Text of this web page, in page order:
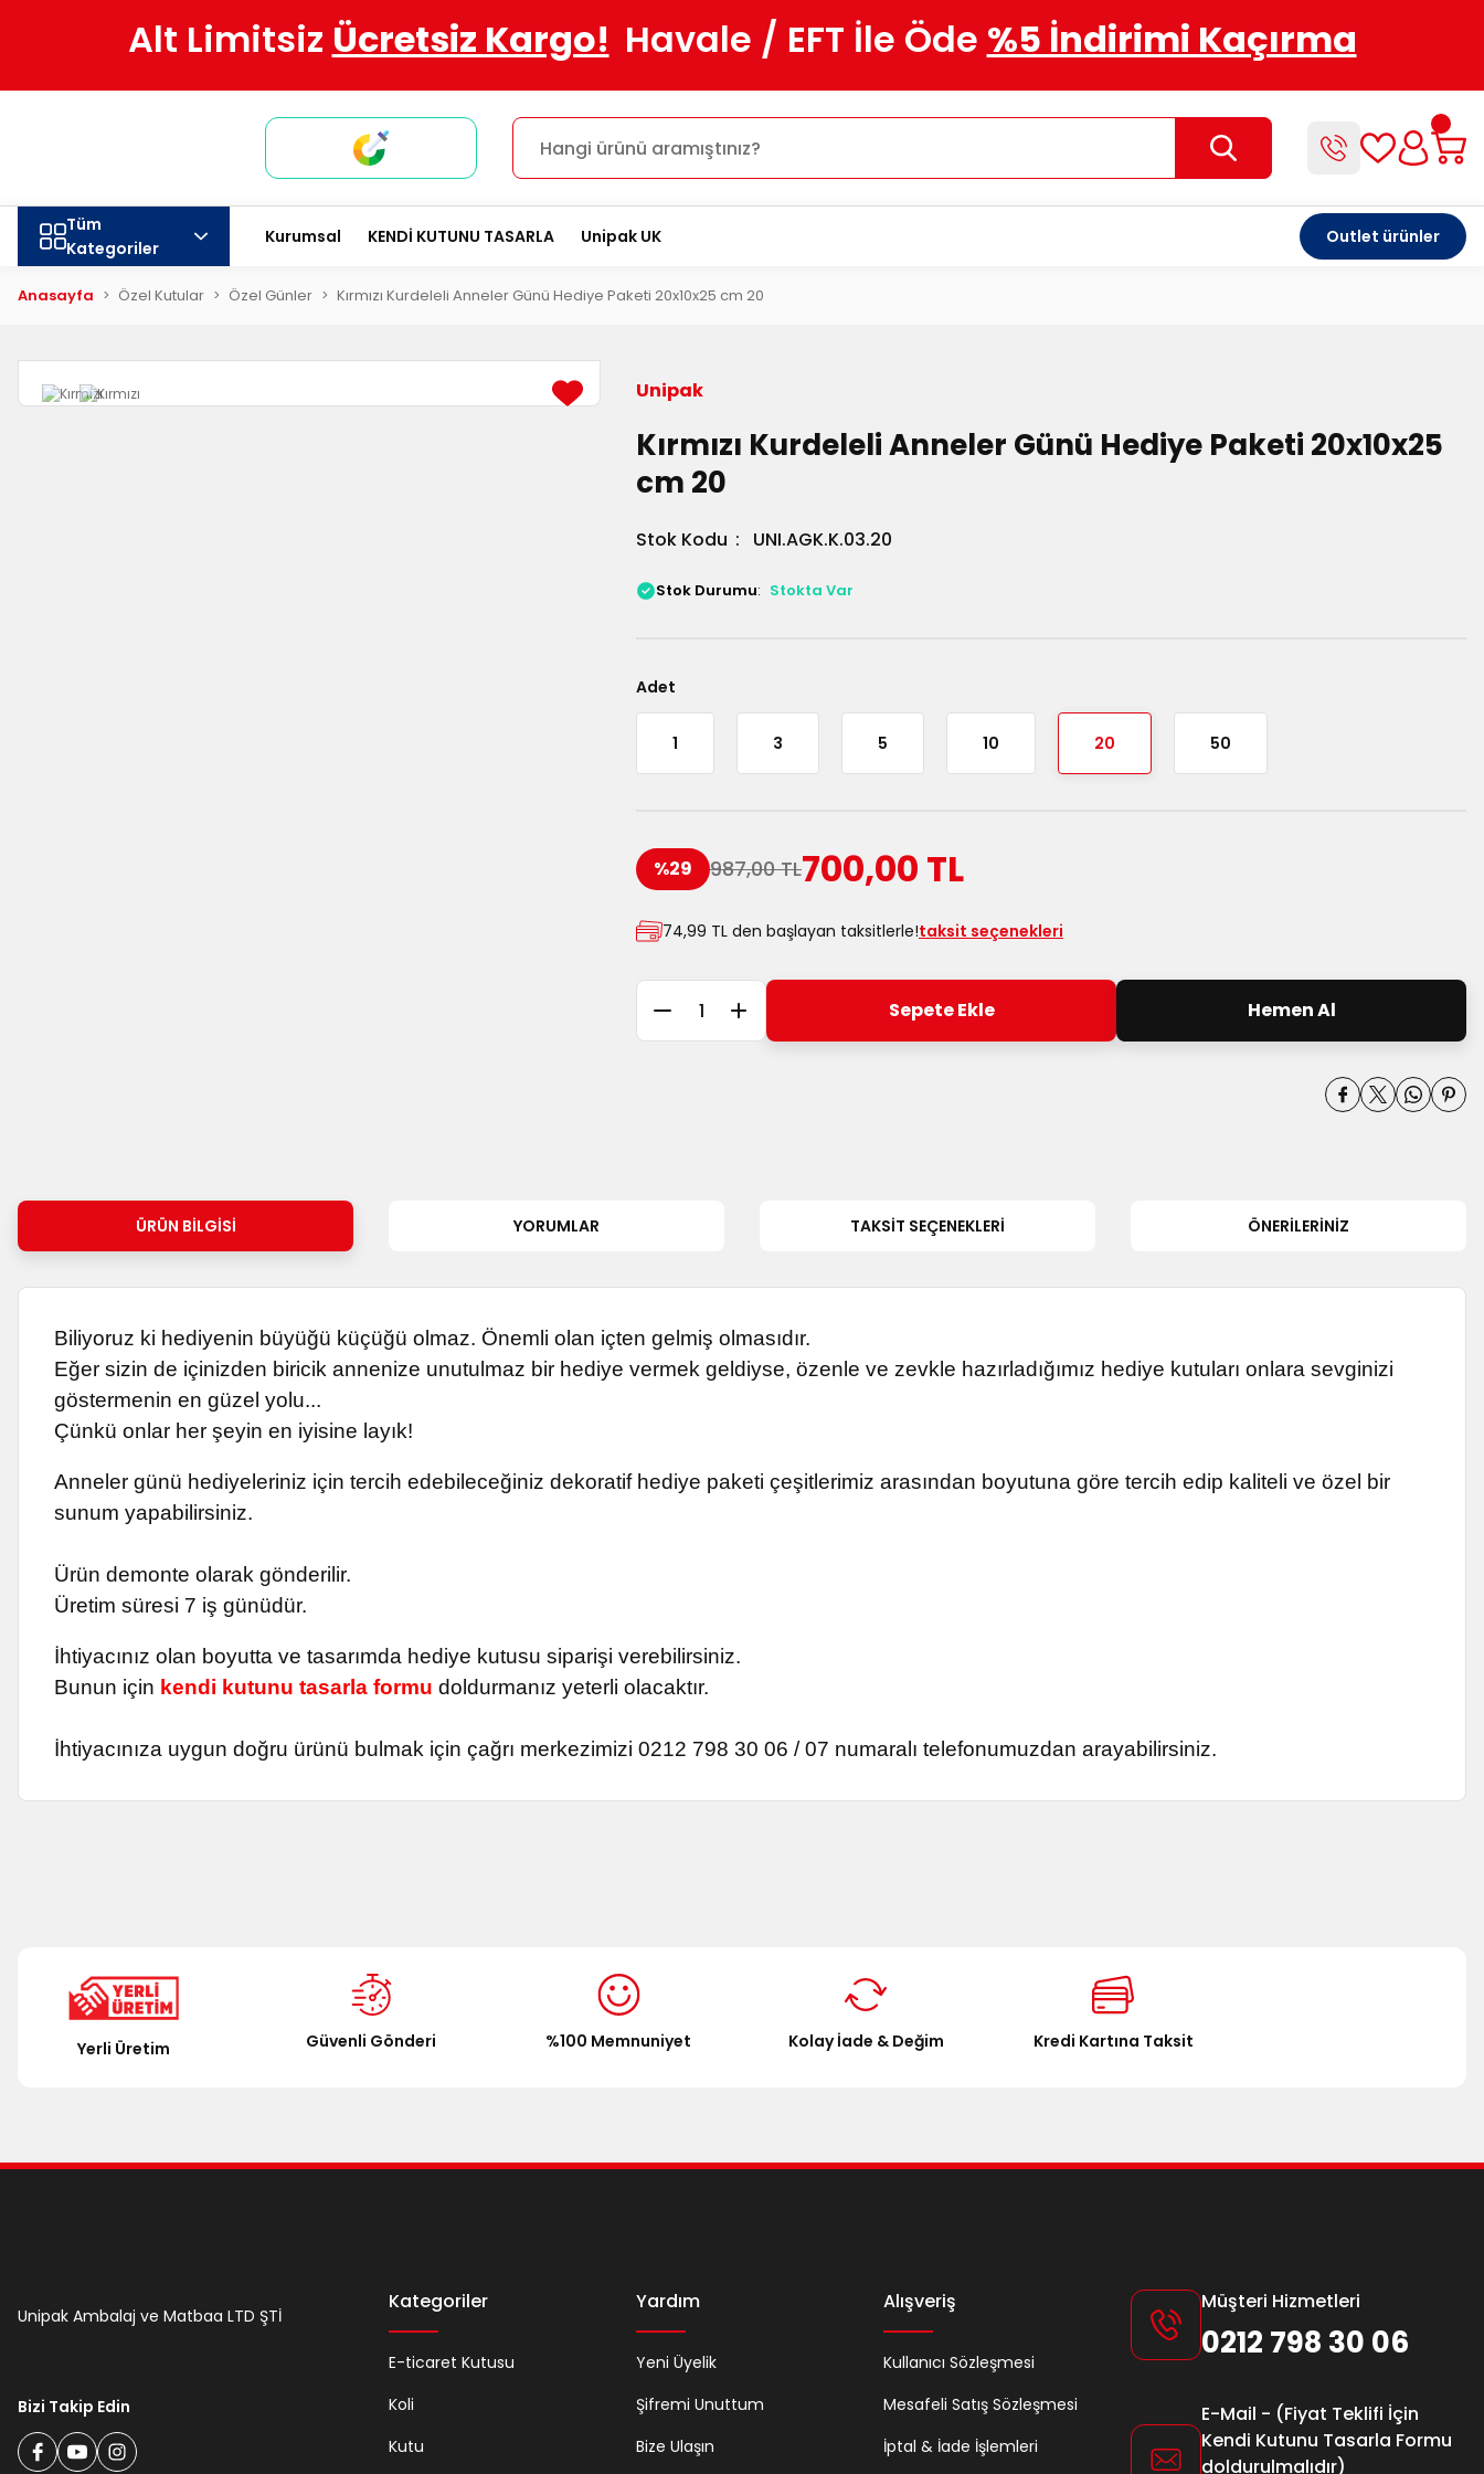
Alt Limitsiz Ücretsiz Kargo! Havale / EFT İle Öde %5 İndirimi Kaçırma
Tüm
Kategoriler
Kurumsal KENDİ KUTUNU TASARLA Unipak UK Outlet ürünler
Anasayfa Özel Kutular Özel Günler Kırmızı Kurdeleli Anneler Günü Hediye Paketi 20x10x25 cm 20
Unipak
Kırmızı Kurdeleli Anneler Günü Hediye Paketi 20x10x25
cm 20
Stok Kodu UNI.AGK.K.03.20
Stok Durumu Stokta Var
Adet
1 3 5 10 20 50
%29 987,00 TL700,00 TL
74,99 TL den başlayan taksitlerle!taksit seçenekleri
Sepete Ekle Hemen Al
ÜRÜN BILGISI YORUMLAR TAKSIT SEÇENEKLERI ÖNERILERINIZ
Biliyoruz ki hediyenin büyüğü küçüğü olmaz. Önemli olan içten gelmiş olmasıdır.
Eğer sizin de içinizden biricik annenize unutulmaz bir hediye vermek geldiyse, özenle ve zevkle hazırladığımız hediye kutuları onlara sevginizi
göstermenin en güzel yolu...
Çünkü onlar her şeyin en iyisine layık!
Anneler günü hediyeleriniz için tercih edebileceğiniz dekoratif hediye paketi çeşitlerimiz arasından boyutuna göre tercih edip kaliteli ve özel bir
sunum yapabilirsiniz.
Ürün demonte olarak gönderilir.
Üretim süresi 7 iş günüdür.
İhtiyacınız olan boyutta ve tasarımda hediye kutusu siparişi verebilirsiniz.
Bunun için kendi kutunu tasarla formu doldurmanız yeterli olacaktır.
İhtiyacınıza uygun doğru ürünü bulmak için çağrı merkezimizi 0212 798 30 06 / 07 numaralı telefonumuzdan arayabilirsiniz.
Ürün bilgilerinde hatalar bulunuyor.
Ürün fiyatı diğer sitelerden daha pahalı.
Bu ürüne benzer farklı alternatifler olmalı.
Yerli Üretim Güvenli Gönderi %100 Memnuniyet Kolay İade & Değim Kredi Kartına Taksit
Unipak Ambalaj ve Matbaa LTD ŞTİ
Bizi Takip Edin
Kategoriler
E-ticaret Kutusu
Koli
Kutu
Yardım
Yeni Üyelik
Şifremi Unuttum
Bize Ulaşın
Alışveriş
Kullanıcı Sözleşmesi
Mesafeli Satış Sözleşmesi
İptal & İade İşlemleri
Müşteri Hizmetleri
0212 798 30 06
E-Mail - (Fiyat Teklifi İçin
Kendi Kutunu Tasarla Formu
doldurulmalıdır)